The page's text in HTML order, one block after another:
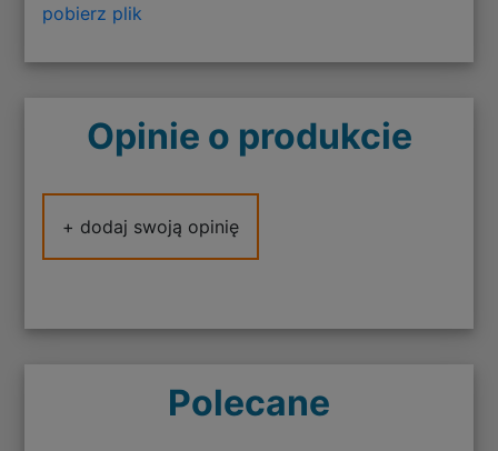
pobierz plik
Opinie o produkcie
+ dodaj swoją opinię
Polecane